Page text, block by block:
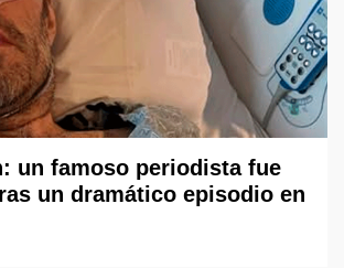
un famoso periodista fue
un dramático episodio en